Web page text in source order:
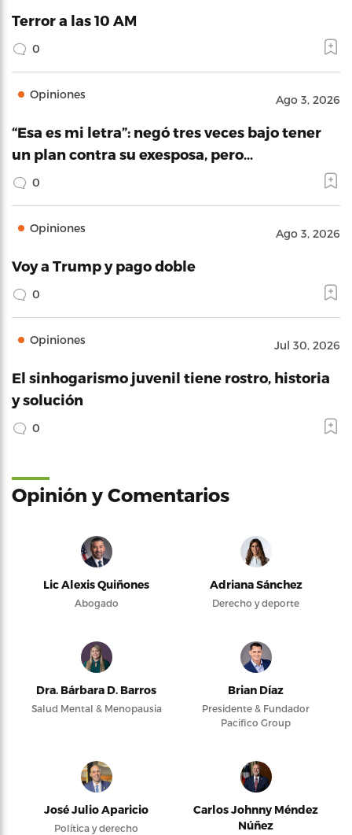
Terror a las 10 AM
0
Opiniones Ago 3, 2026
“Esa es mi letra”: negó tres veces bajo tener
un plan contra su exesposa, pero…
0
Opiniones Ago 3, 2026
Voy a Trump y pago doble
0
Opiniones Jul 30, 2026
El sinhogarismo juvenil tiene rostro, historia
y solución
0
Opinión y Comentarios
Lic Alexis Quiñones
Abogado
Adriana Sánchez
Derecho y deporte
Dra. Bárbara D. Barros
Salud Mental & Menopausia
Brian Díaz
Presidente & Fundador
Pacifico Group
José Julio Aparicio
Política y derecho
Carlos Johnny Méndez
Núñez